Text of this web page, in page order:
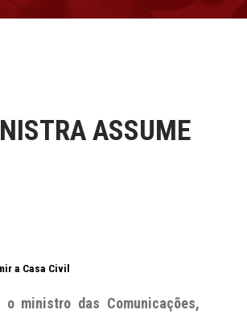
ASSUME
a Casa Civil
ministro das Comunicações,